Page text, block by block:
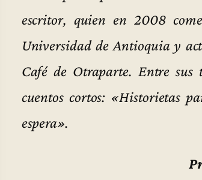
escritor, quien en 2008
Universidad de Antioquia y
Café de Otraparte. Entre sus
cuentos cortos: «Historietas
espera».